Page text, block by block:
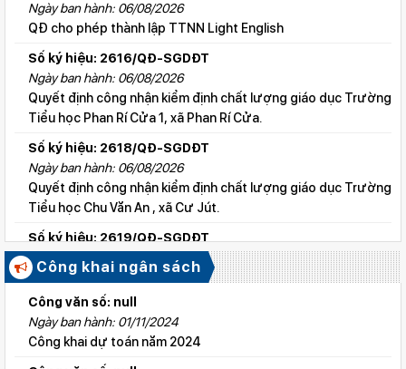
Ngày ban hành: 06/08/2026
QĐ cho phép thành lập TTNN Light English
Số ký hiệu: 2616/QĐ-SGDĐT
Ngày ban hành: 06/08/2026
Quyết định công nhận kiểm định chất lượng giáo dục Trường
Tiểu học Phan Rí Cửa 1, xã Phan Rí Cửa.
Số ký hiệu: 2618/QĐ-SGDĐT
Ngày ban hành: 06/08/2026
Quyết định công nhận kiểm định chất lượng giáo dục Trường
Tiểu học Chu Văn An , xã Cư Jút.
Số ký hiệu: 2619/QĐ-SGDĐT
Ngày ban hành: 06/08/2026
Quyết định công nhận kiểm định chất lượng giáo dục Trường
Tiểu học Lý Tự Trọng , xã Cư Jút.
Số ký hiệu: 2615/QĐ-SGDĐT
Ngày ban hành: 06/08/2026
Công khai ngân sách
Công văn số: null
Ngày ban hành: 01/11/2024
Công khai dự toán năm 2024